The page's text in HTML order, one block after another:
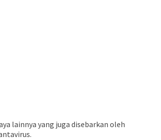
lainnya yang juga disebarkan oleh